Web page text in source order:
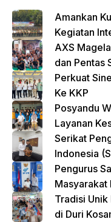
k
Amankan
Kegiatan
(ISF) 2024
Gabungan
AXS
dan Pentas
Perkuat
Ke KKP
Posyandu
Layanan
Lansia
Serikat
Indonesia
Rakyat
Pengurus
Masyarakat
Nusadaya
BP2MI
Tradisi
di Duri